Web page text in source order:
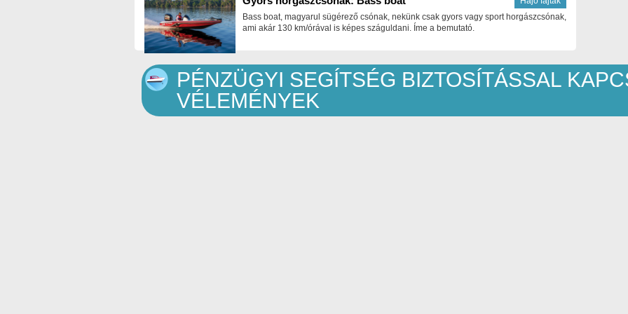
Bass boat, magyarul sügérező csónak, nekünk csak gyors vagy sport horgászcsónak,
ami akár 130 km/órával is képes száguldani. Íme a bemutató.
PÉNZÜGYI SEGÍTSÉG BIZTOSÍTÁSSAL
VÉLEMÉNYEK